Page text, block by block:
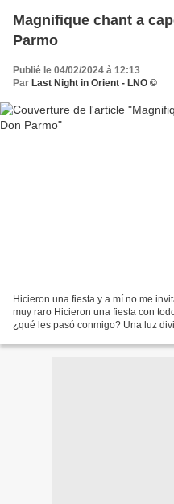
Magnifique chant a
Parmo
Publié le 04/02/2024 à 12:13
Par Last Night in Orient - LNO ©
Hicieron una fiesta y a mí no me
muy raro Hicieron una fiesta con
¿qué les pasó conmigo? Una luz